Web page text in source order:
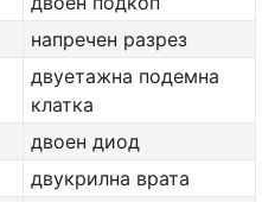
напречен разрез
двуетажна подемна
клатка
двоен диод
двукрилна врата